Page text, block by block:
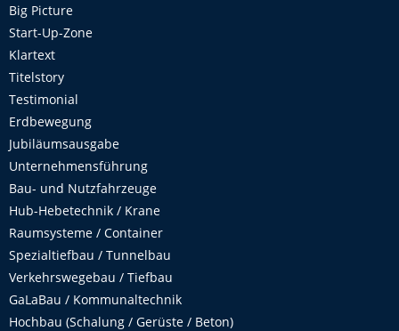
Big Picture
Start-Up-Zone
Klartext
Titelstory
Testimonial
Erdbewegung
Jubiläumsausgabe
Unternehmensführung
Bau- und Nutzfahrzeuge
Hub-Hebetechnik / Krane
Raumsysteme / Container
Spezialtiefbau / Tunnelbau
Verkehrswegebau / Tiefbau
GaLaBau / Kommunaltechnik
Hochbau (Schalung / Gerüste / Beton)